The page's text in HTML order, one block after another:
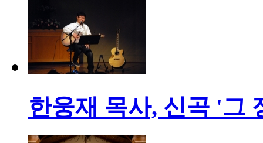
한웅재 목사, 신곡 '그